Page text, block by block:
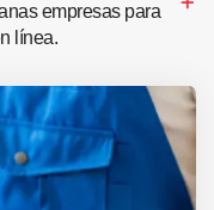
empresas para
línea.